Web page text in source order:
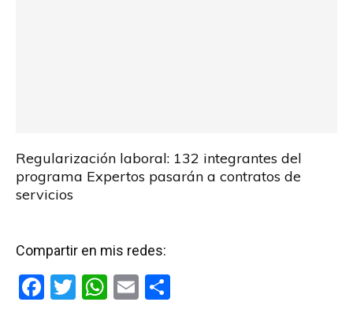
Regularización laboral: 132 integrantes del
programa Expertos pasarán a contratos de
servicios
Compartir en mis redes:
F
T
W E